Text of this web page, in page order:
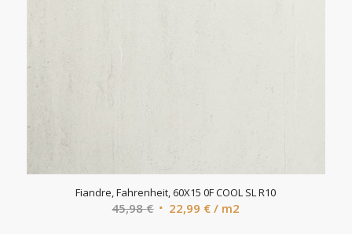
Fiandre, Fahrenheit, 60X15 0F COOL SL R10
45,98€ Algne
22,99 €Current
/ m2